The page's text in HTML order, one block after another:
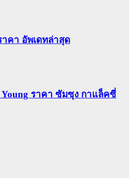
าคา อัพเดทล่าสุด
Young ราคา ซัมซุง กาแล็คซี่